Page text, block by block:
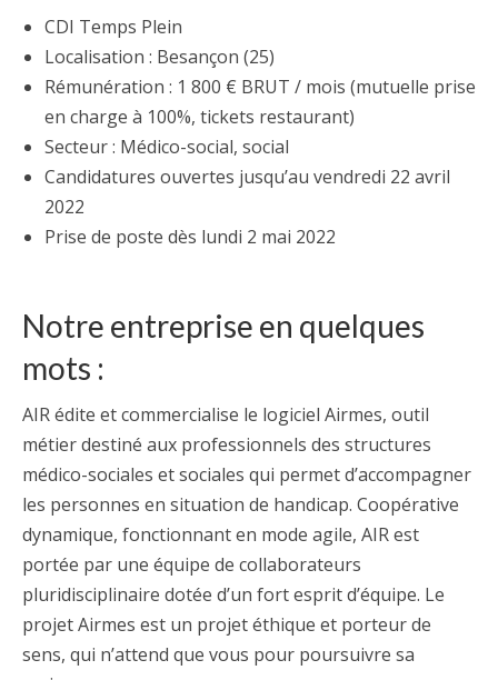
CDI Temps Plein
Localisation : Besançon (25)
Rémunération : 1 800 € BRUT / mois (mutuelle prise
en charge à 100%, tickets restaurant)
Secteur : Médico-social, social
Candidatures ouvertes jusqu’au vendredi 22 avril
2022
Prise de poste dès lundi 2 mai 2022
Notre entreprise en quelques
mots :
AIR édite et commercialise le logiciel Airmes, outil
métier destiné aux professionnels des structures
médico-sociales et sociales qui permet d’accompagner
les personnes en situation de handicap. Coopérative
dynamique, fonctionnant en mode agile, AIR est
portée par une équipe de collaborateurs
pluridisciplinaire dotée d’un fort esprit d’équipe. Le
projet Airmes est un projet éthique et porteur de
sens, qui n’attend que vous pour poursuivre sa